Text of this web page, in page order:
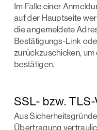
Im Falle einer
auf der Hauptseite
die angemeldete
Bestätigungs-Link
zurückzuschicken,
bestätigen.
SSL- bzw.
Aus
Übertragung